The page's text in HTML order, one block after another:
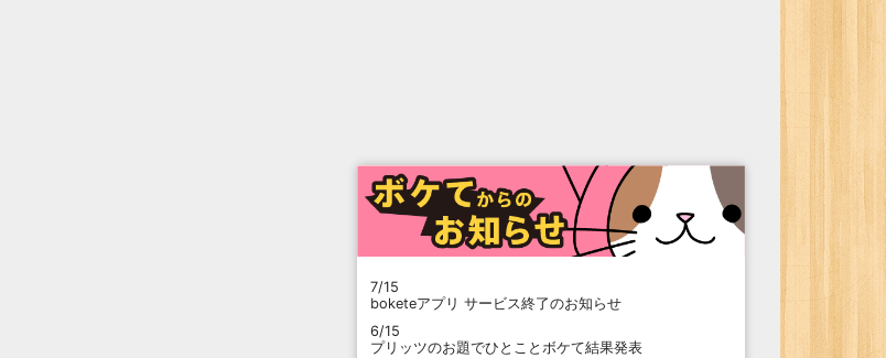
7/15
boketeアプリ サービス終了のお知らせ
6/15
プリッツのお題でひとことボケて結果発表